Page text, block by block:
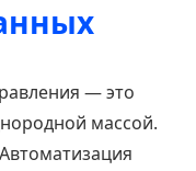
— это
массой.